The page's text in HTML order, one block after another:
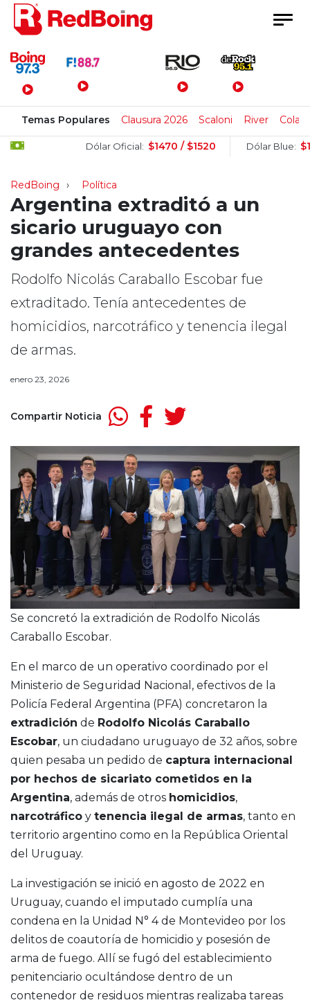
Menú Principal
Temas Populares Clausura 2026 Scaloni River
Dólar Oficial: $1470 / $1520 Dólar Blue: $1510 /
RedBoing Política
Argentina extraditó a un
sicario uruguayo con
grandes antecedentes
Rodolfo Nicolás Caraballo Escobar fue
extraditado. Tenía antecedentes de
homicidios, narcotráfico y tenencia ilegal
de armas.
enero 23, 2026
Compartir Noticia
Se concretó la extradición de Rodolfo Nicolás
Caraballo Escobar.
En el marco de un operativo coordinado por el
Ministerio de Seguridad Nacional, efectivos de la
Policía Federal Argentina (PFA) concretaron la
extradición de Rodolfo Nicolás Caraballo
Escobar, un ciudadano uruguayo de 32 años, sobre
quien pesaba un pedido de captura internacional
por hechos de sicariato cometidos en la
Argentina, además de otros homicidios,
narcotráfico y tenencia ilegal de armas, tanto en
territorio argentino como en la República Oriental
del Uruguay.
La investigación se inició en agosto de 2022 en
Uruguay, cuando el imputado cumplía una
condena en la Unidad N° 4 de Montevideo por los
delitos de coautoría de homicidio y posesión de
arma de fuego. Allí se fugó del establecimiento
penitenciario ocultándose dentro de un
contenedor de residuos mientras realizaba tareas